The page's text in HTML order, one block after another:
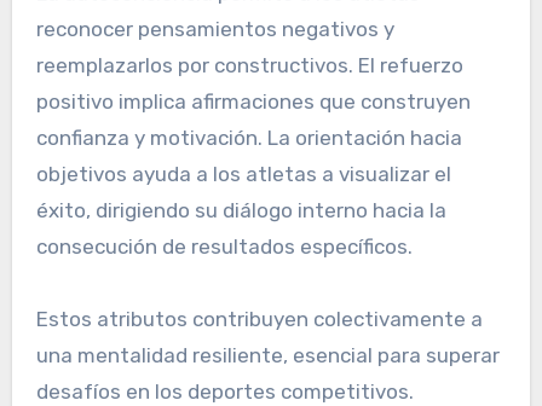
reconocer pensamientos negativos y
reemplazarlos por constructivos. El refuerzo
positivo implica afirmaciones que construyen
confianza y motivación. La orientación hacia
objetivos ayuda a los atletas a visualizar el
éxito, dirigiendo su diálogo interno hacia la
consecución de resultados específicos.
Estos atributos contribuyen colectivamente a
una mentalidad resiliente, esencial para superar
desafíos en los deportes competitivos.